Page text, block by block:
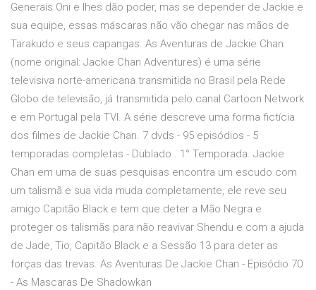
Generais Oni e lhes dão poder, mas se depender de Jackie e
sua equipe, essas máscaras não vão chegar nas mãos de
Tarakudo e seus capangas. As Aventuras de Jackie Chan
(nome original: Jackie Chan Adventures) é uma série
televisiva norte-americana transmitida no Brasil pela Rede
Globo de televisão, já transmitida pelo canal Cartoon Network
e em Portugal pela TVI. A série descreve uma forma fictícia
dos filmes de Jackie Chan. 7 dvds - 95 episódios - 5
temporadas completas - Dublado . 1° Temporada. Jackie
Chan em uma de suas pesquisas encontra um escudo com
um talismã e sua vida muda completamente, ele reve seu
amigo Capitão Black e tem que deter a Mão Negra e
proteger os talismãs para não reavivar Shendu e com a ajuda
de Jade, Tio, Capitão Black e a Sessão 13 para deter as
forças das trevas. As Aventuras De Jackie Chan - Episódio 70
- As Mascaras De Shadowkan